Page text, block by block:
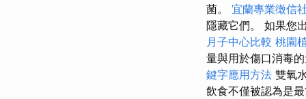
菌。 宜蘭專業徵信
隱藏它們。 如果您
月子中心比較 桃園
量與用於傷口消毒的
鍵字應用方法 雙氧
飲食不僅被認為是